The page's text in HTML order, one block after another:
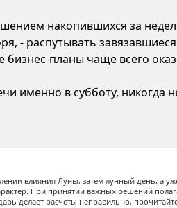
накопившихся за
- распутывать
бизнес-планы чаще всего
именно в субботу, никогда
влияния Луны, затем лунный день, а
При принятии важных решений
делает расчеты неправильно,